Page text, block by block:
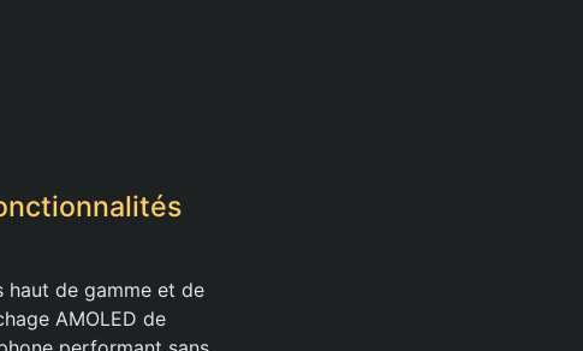
haut de gamme et de
AMOLED de